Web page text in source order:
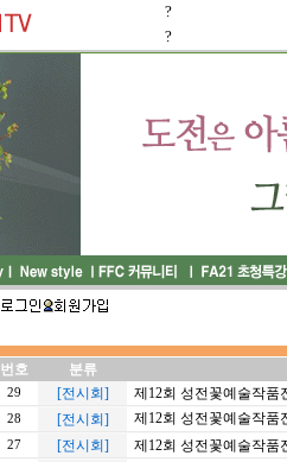
?
?
번호 분류
29 [전시회] 제12회 성전꽃예술작품
28 [전시회] 제12회 성전꽃예술작품
27 [전시회] 제12회 성전꽃예술작품